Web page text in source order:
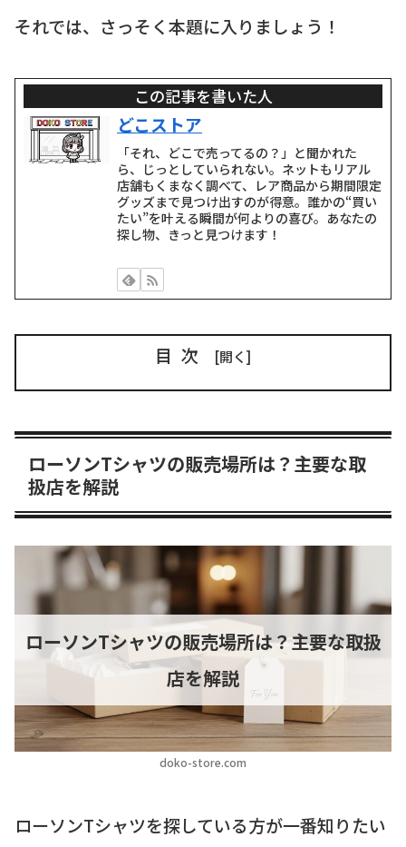
それでは、さっそく本題に入りましょう！
この記事を書いた人
どこストア
「それ、どこで売ってるの？」と聞かれた
ら、じっとしていられない。ネットもリアル
店舗もくまなく調べて、レア商品から期間限定
グッズまで見つけ出すのが得意。誰かの“買い
たい”を叶える瞬間が何よりの喜び。あなたの
探し物、きっと見つけます！
目次
ローソンTシャツの販売場所は？主要な取
扱店を解説
doko-store.com
ローソンTシャツの販売場所は？主要な取扱
店を解説
ローソンTシャツを探している方が一番知りたい